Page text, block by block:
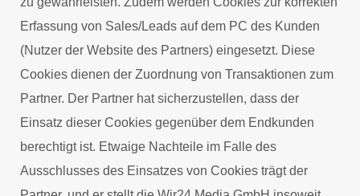
Erfassung von Sales/Leads auf dem PC des Kunden
(Nutzer der Website des Partners) eingesetzt. Diese
Cookies dienen der Zuordnung von Transaktionen zum
Partner. Der Partner hat sicherzustellen, dass der
Einsatz dieser Cookies gegenüber dem Endkunden
berechtigt ist. Etwaige Nachteile im Falle des
Ausschlusses des Einsatzes von Cookies trägt der